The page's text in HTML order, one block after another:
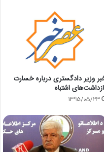
وزیر دادگستری درباره خسارت
اشتباه
1395/05/23